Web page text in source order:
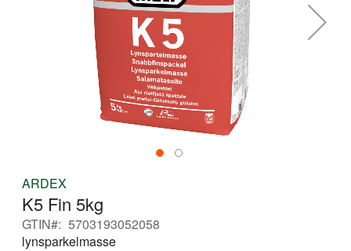
begynnelsen
bildegalleri
ARDEX
K5 Fin 5kg
GTIN
5703193052058
lynsparkelmasse